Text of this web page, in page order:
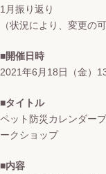
1月振り返り
（状況により、変更の
■開催日時
2021年6月18日（金）
■タイトル
ペット防災カレンダー
ークショップ
■内容